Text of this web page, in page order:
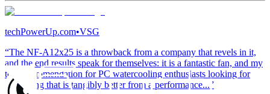
techPowerUp.com•VSG
“The NF-A12x25 is a throwback from a company that revels in it,
and the end results speak for themselves: it is a fantastic fan, and my
top recommendation for PC watercooling enthusiasts looking for
something that is tangibly better from a performance...”